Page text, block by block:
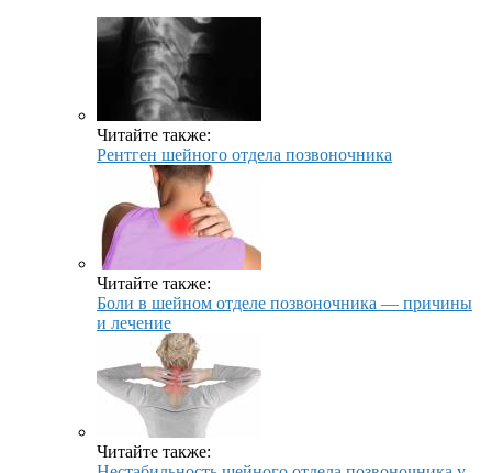
Читайте также:
Рентген шейного отдела позвоночника
Читайте также:
Боли в шейном отделе позвоночника — причины
и лечение
Читайте также: